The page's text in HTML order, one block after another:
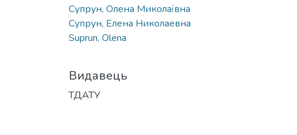
Супрун, Олена Миколаївна
Супрун, Елена Николаевна
Suprun, Olena
Видавець
ТДАТУ